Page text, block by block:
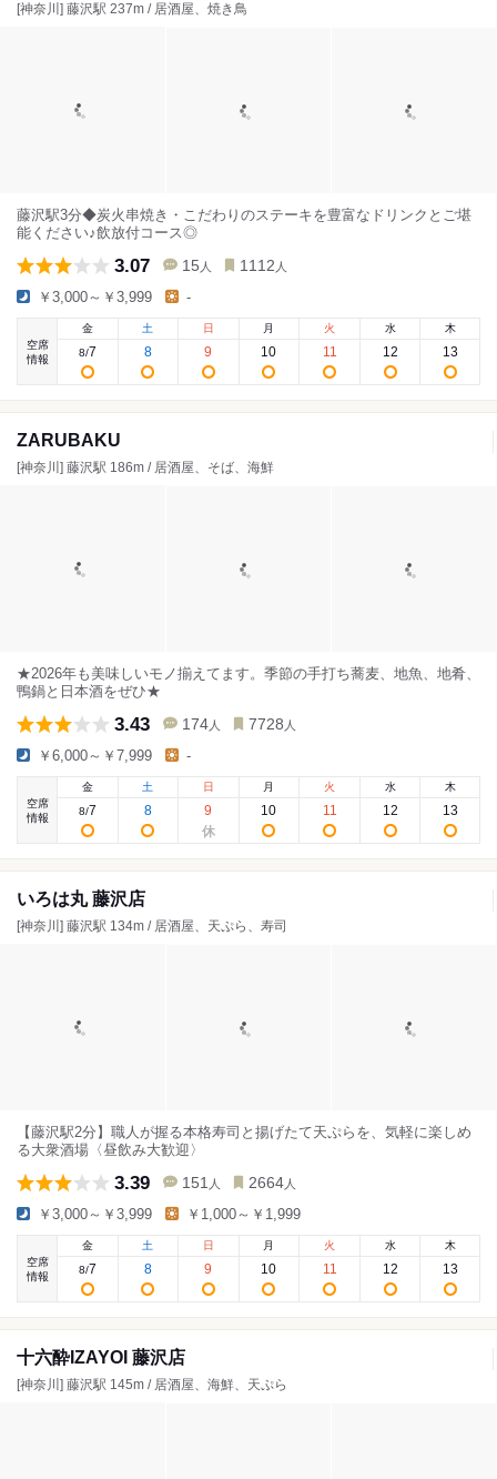
[神奈川] 藤沢駅 237m / 居酒屋、焼き鳥
藤沢駅3分◆炭火串焼き・こだわりのステーキを豊富なドリンクとご堪
能ください♪飲放付コース◎
3.07 15 人 1112 人
￥3,000～￥3,999 -
空席
情報
金
8/7
土
8
日
9
月
10
火
11
水
12
木
13
ZARUBAKU
[神奈川] 藤沢駅 186m / 居酒屋、そば、海鮮
★2026年も美味しいモノ揃えてます。季節の手打ち蕎麦、地魚、地肴、
鴨鍋と日本酒をぜひ★
3.43 174 人 7728 人
￥6,000～￥7,999 -
空席
情報
金
8/7
土
8
日
9
月
10
火
11
水
12
木
13
いろは丸 藤沢店
[神奈川] 藤沢駅 134m / 居酒屋、天ぷら、寿司
【藤沢駅2分】職人が握る本格寿司と揚げたて天ぷらを、気軽に楽しめ
る大衆酒場〈昼飲み大歓迎〉
3.39 151 人 2664 人
￥3,000～￥3,999 ￥1,000～￥1,999
空席
情報
金
8/7
土
8
日
9
月
10
火
11
水
12
木
13
十六酔IZAYOI 藤沢店
[神奈川] 藤沢駅 145m / 居酒屋、海鮮、天ぷら